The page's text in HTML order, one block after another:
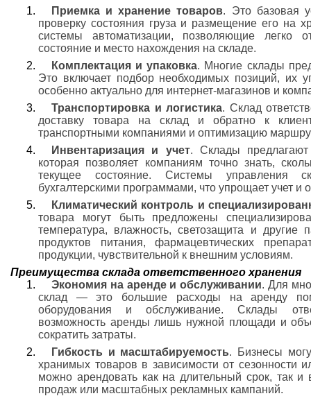
Приемка и хранение товаров. Это базовая
проверку состояния груза и размещение его на
системы автоматизации, позволяющие легко
состояние и место нахождения на складе.
Комплектация и упаковка. Многие склады
Это включает подбор необходимых позиций, их
особенно актуально для интернет-магазинов и
Транспортировка и логистика. Склад
доставку товара на склад и обратно к
транспортными компаниями и оптимизацию
Инвентаризация и учет. Склады предлагают
которая позволяет компаниям точно знать,
текущее состояние. Системы управления
бухгалтерскими программами, что упрощает учет и
Климатический контроль и
товара могут быть предложены
температура, влажность, светозащита и
продуктов питания, фармацевтических
продукции, чувствительной к внешним условиям.
Преимущества склада ответственного хранения
Экономия на аренде и обслуживании. Для
склад — это большие расходы на аренду
оборудования и обслуживание. Склады
возможность аренды лишь нужной площади и
сократить затраты.
Гибкость и масштабируемость. Бизнесы
хранимых товаров в зависимости от сезонности
можно арендовать как на длительный срок, так
продаж или масштабных рекламных кампаний.